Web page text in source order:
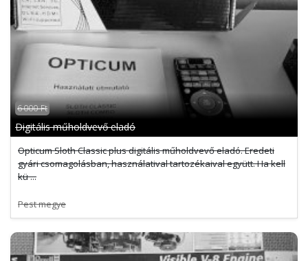
6 000 Ft
Digitális műholdvevő eladó
Opticum Sloth Classic plus digitális műholdvevő eladó. Eredeti
gyári csomagolásban, használatival tartozékaival együtt. Ha kell
kü ...
Pest megye